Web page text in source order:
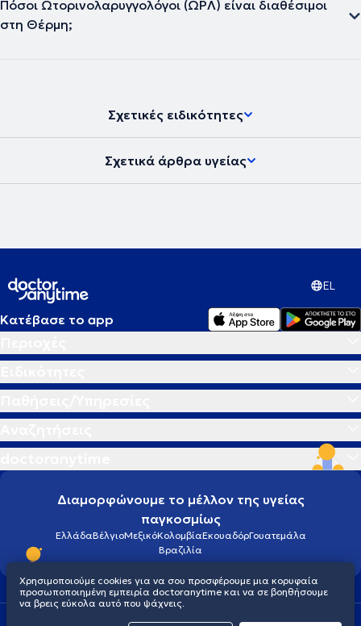
Πόσοι Ωτορινολαρυγγολόγοι (ΩΡΛ) είναι διαθέσιμοι
στη Θέρμη;
Σχετικές ειδικότητες
Σχετικά άρθρα υγείας
EL
Κατέβασε το app
Διαμορφώνουμε το μέλλον της υγείας
παγκοσμίως
ΕλλάδαΒέλγιοΜεξικόΚολομβίαΕκουαδόρΓουατεμάλα
Βραζιλία
Πολιτική προστασίας προσωπικού απορρήτου
Χρησιμοποιούμε cookies για να σου προσφέρουμε μια κορυφαία
προσωποποιημένη εμπειρία doctoranytime και να σε βοηθήσουμε
να βρεις εύκολα αυτό που ψάχνεις.